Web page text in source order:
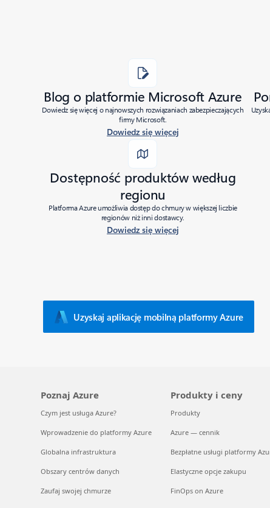
Blog o platformie Microsoft Azure
Dowiedz się więcej o najnowszych rozwiązaniach zabezpieczających
firmy Microsoft.
Dowiedz się więcej
Dostępność produktów według
regionu
Platforma Azure umożliwia dostęp do chmury w większej liczbie
regionów niż inni dostawcy.
Dowiedz się więcej
Uzyskaj aplikację mobilną platformy Azure
Poznaj Azure
Czym jest usługa Azure?
Wprowadzenie do platformy Azure
Globalna infrastruktura
Obszary centrów danych
Zaufaj swojej chmurze
Produkty i ceny
Produkty
Azure — cennik
Bezpłatne usługi platformy
Elastyczne opcje zakupu
FinOps on Azure